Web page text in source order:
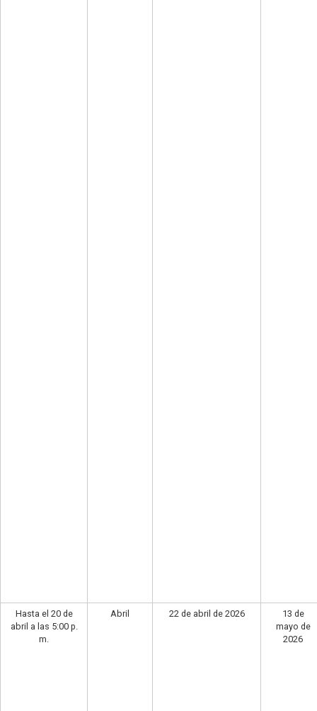
Hasta el 20 de
abril a las 5:00 p.
m.
Abril 22 de abril de 2026
13 de
mayo de
2026